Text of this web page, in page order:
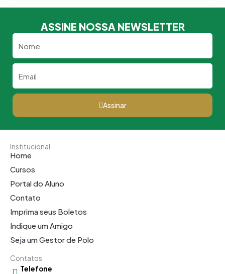
ASSINE NOSSA NEWSLETTER
Assinar
Institucional
Home
Cursos
Portal do Aluno
Contato
Imprima seus Boletos
Indique um Amigo
Seja um Gestor de Polo
Contatos
Telefone